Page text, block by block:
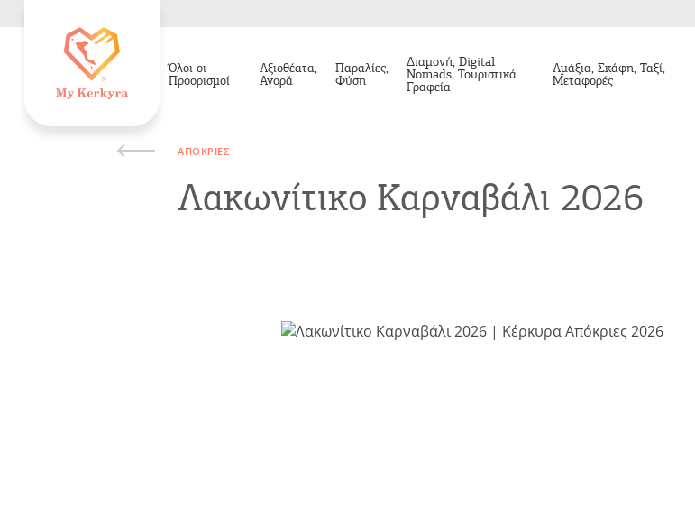
Όλοι οι
Προορισμοί
Αξιοθέατα,
Αγορά
Παραλίες,
Φύση
Διαμονή, Digital
Nomads, Τουριστικά
Γραφεία
Αμάξια, Σκάφη, Ταξί,
Μεταφορές
ΑΠΌΚΡΙΕΣ
Λακωνίτικο Καρναβάλι 2026